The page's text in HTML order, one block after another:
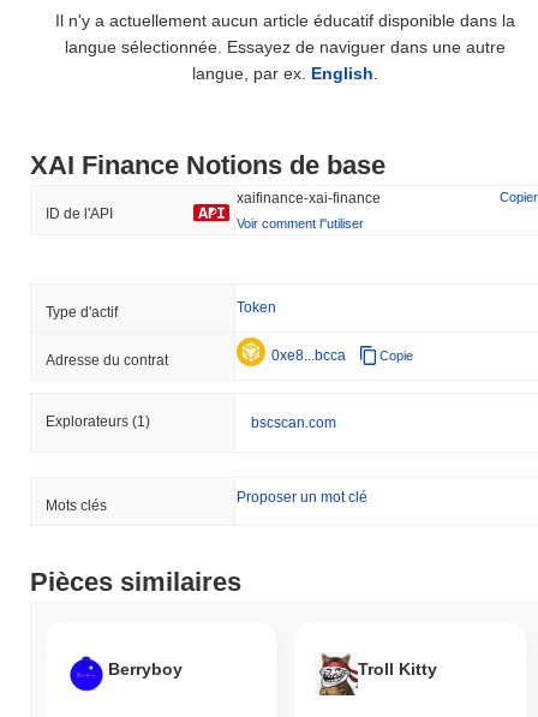
Il n'y a actuellement aucun article éducatif disponible dans la
langue sélectionnée. Essayez de naviguer dans une autre
langue, par ex. English
XAI Finance Notions de base
ID de l'API
xaifinance-xai-finance
Copier
Voir comment l''utiliser
Type d'actif Token
Adresse du contrat 0xe8...bcca Copie
Explorateurs (1) bscscan.com
Mots clés Proposer un mot clé
Pièces similaires
Berryboy Troll Kitty